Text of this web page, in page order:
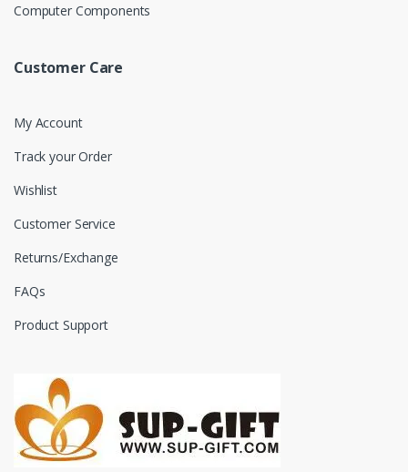
Computer Components
Customer Care
My Account
Track your Order
Wishlist
Customer Service
Returns/Exchange
FAQs
Product Support